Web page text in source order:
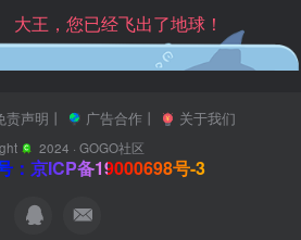
大王，您已经飞出了地球！
责声明 丨 广告合作丨 关于我们
2024 ·GOGO社区
：京ICP备19000698号-3